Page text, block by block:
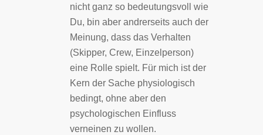
nicht ganz so bedeutungsvoll wie
Du, bin aber andrerseits auch der
Meinung, dass das Verhalten
(Skipper, Crew, Einzelperson)
eine Rolle spielt. Für mich ist der
Kern der Sache physiologisch
bedingt, ohne aber den
psychologischen Einfluss
verneinen zu wollen.